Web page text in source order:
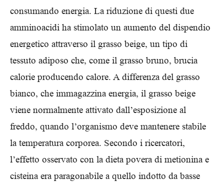
consumando energia. La riduzione di questi due
amminoacidi ha stimolato un aumento del dispendio
energetico attraverso il grasso beige, un tipo di
tessuto adiposo che, come il grasso bruno, brucia
calorie producendo calore. A differenza del grasso
bianco, che immagazzina energia, il grasso beige
viene normalmente attivato dall’esposizione al
freddo, quando l’organismo deve mantenere stabile
la temperatura corporea. Secondo i ricercatori,
l’effetto osservato con la dieta povera di metionina e
cisteina era paragonabile a quello indotto da basse